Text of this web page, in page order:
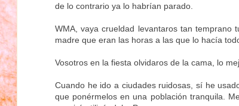
de lo contrario ya lo habrían parado.
WMA, vaya crueldad levantaros tan
madre que eran las horas a las que lo hacía
Vosotros en la fiesta olvidaros de la cama, lo
Cuando he ido a ciudades ruidosas, sí he
que ponérmelos en una población tranquila.